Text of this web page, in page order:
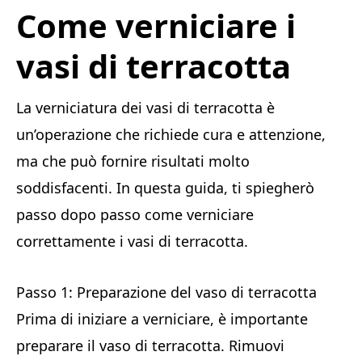
Come verniciare i
vasi di terracotta
La verniciatura dei vasi di terracotta è
un’operazione che richiede cura e attenzione,
ma che può fornire risultati molto
soddisfacenti. In questa guida, ti spiegherò
passo dopo passo come verniciare
correttamente i vasi di terracotta.
Passo 1: Preparazione del vaso di terracotta
Prima di iniziare a verniciare, è importante
preparare il vaso di terracotta. Rimuovi